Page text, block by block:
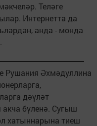
Теләге
Интернетта да
анда - монда
Рушания Әхмәдуллина
дәүләт
бүленә. Сугыш
хатыннарына тиеш